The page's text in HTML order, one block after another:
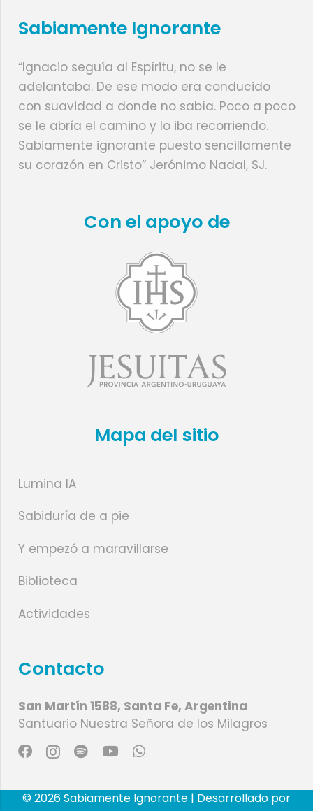
Sabiamente Ignorante
“Ignacio seguía al Espíritu, no se le
adelantaba. De ese modo era conducido
con suavidad a donde no sabía. Poco a poco
se le abría el camino y lo iba recorriendo.
Sabiamente ignorante puesto sencillamente
su corazón en Cristo” Jerónimo Nadal, SJ.
Con el apoyo de
Mapa del sitio
Lumina IA
Sabiduría de a pie
Y empezó a maravillarse
Biblioteca
Actividades
Contacto
San Martín 1588, Santa Fe, Argentina
Santuario Nuestra Señora de los Milagros
© 2026 Sabiamente Ignorante | Desarrollado por